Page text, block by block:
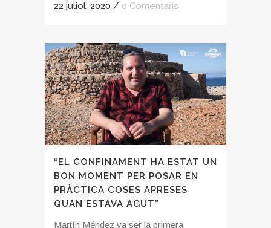
22 juliol, 2020 / 0 Comentaris
“EL CONFINAMENT HA ESTAT UN
BON MOMENT PER POSAR EN
PRÀCTICA COSES APRESES
QUAN ESTAVA AGUT”
Martín Méndez va ser la primera